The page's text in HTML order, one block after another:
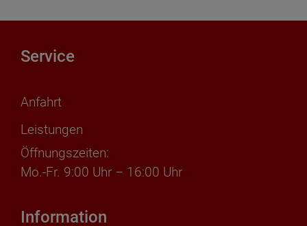
Service
Anfahrt
Leistungen
Öffnungszeiten:
Mo.-Fr. 9:00 Uhr – 16:00 Uhr
Information